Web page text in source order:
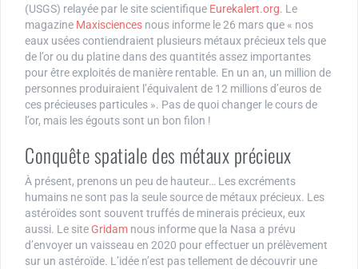
(USGS) relayée par le site scientifique Eurekalert.org. Le
magazine Maxisciences nous informe le 26 mars que « nos
eaux usées contiendraient plusieurs métaux précieux tels que
de l’or ou du platine dans des quantités assez importantes
pour être exploités de manière rentable. En un an, un million de
personnes produiraient l’équivalent de 12 millions d’euros de
ces précieuses particules ». Pas de quoi changer le cours de
l’or, mais les égouts sont un bon filon !
Conquête spatiale des métaux précieux
À présent, prenons un peu de hauteur… Les excréments
humains ne sont pas la seule source de métaux précieux. Les
astéroïdes sont souvent truffés de minerais précieux, eux
aussi. Le siteGridam nous informe que la Nasa a prévu
d’envoyer un vaisseau en 2020 pour effectuer un prélèvement
sur un astéroïde. L’idée n’est pas tellement de découvrir une